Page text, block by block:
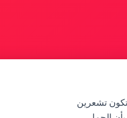
تكون تشعرين